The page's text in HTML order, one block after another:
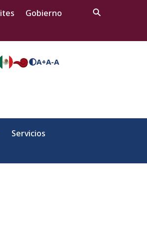
Gobierno
A+A-A
Servicios